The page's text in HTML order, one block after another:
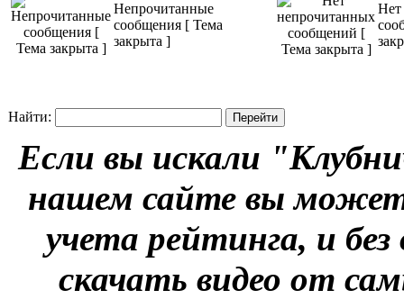
Непрочитанные
сообщения [ Тема
закрыта ]
Нет
Найти:
Если вы искали
нашем сайте вы
учета рейтинга, и
скачать видео от